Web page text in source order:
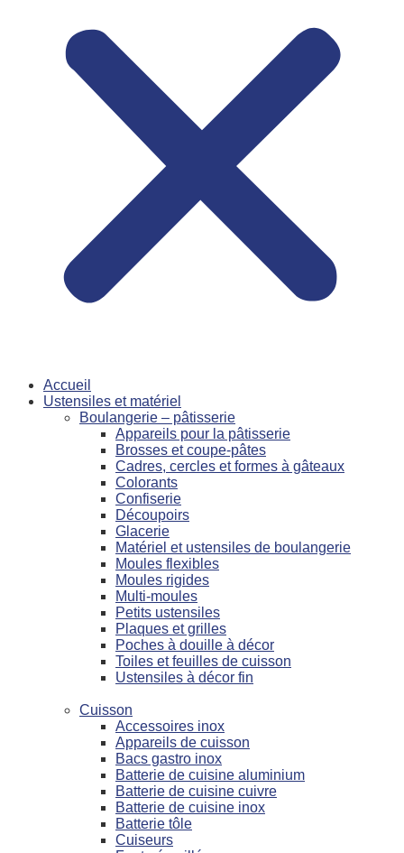
Accueil
Ustensiles et matériel
Boulangerie – pâtisserie
Appareils pour la pâtisserie
Brosses et coupe-pâtes
Cadres, cercles et formes à gâteaux
Colorants
Confiserie
Découpoirs
Glacerie
Matériel et ustensiles de boulangerie
Moules flexibles
Moules rigides
Multi-moules
Petits ustensiles
Plaques et grilles
Poches à douille à décor
Toiles et feuilles de cuisson
Ustensiles à décor fin
Cuisson
Accessoires inox
Appareils de cuisson
Bacs gastro inox
Batterie de cuisine aluminium
Batterie de cuisine cuivre
Batterie de cuisine inox
Batterie tôle
Cuiseurs